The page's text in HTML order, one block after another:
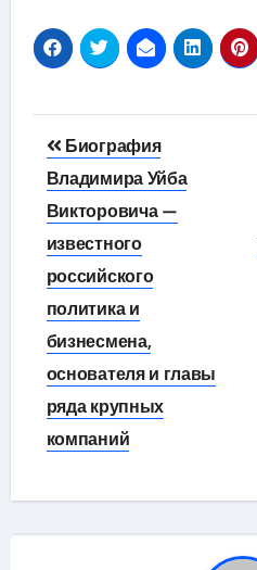
Навигация
по
записям
Биография
Владимира Уйба
Викторовича —
известного
российского
политика и
бизнесмена,
основателя и главы
ряда крупных
компаний